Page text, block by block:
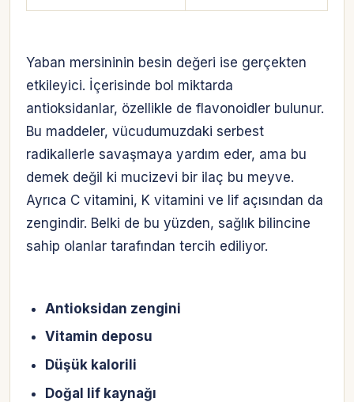
Yaban mersininin besin değeri ise gerçekten
etkileyici. İçerisinde bol miktarda
antioksidanlar, özellikle de flavonoidler bulunur.
Bu maddeler, vücudumuzdaki serbest
radikallerle savaşmaya yardım eder, ama bu
demek değil ki mucizevi bir ilaç bu meyve.
Ayrıca C vitamini, K vitamini ve lif açısından da
zengindir. Belki de bu yüzden, sağlık bilincine
sahip olanlar tarafından tercih ediliyor.
Antioksidan zengini
Vitamin deposu
Düşük kalorili
Doğal lif kaynağı